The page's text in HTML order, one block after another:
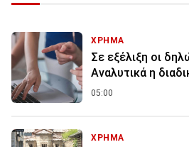
ΧΡΗΜΑ
Σε εξέλιξη οι
Αναλυτικά η
05:00
ΧΡΗΜΑ